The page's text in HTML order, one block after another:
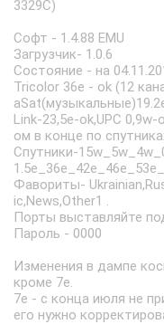
3329C)
Софт - 1.4.88 EMU
Загрузчик- 1.0.6
Состояние - на
Tricolor 36е - ok (12
Link-23,5e-ok,UPC
ом в конце по
Спутники-
Фавориты-
ic,Nеws,Other1 .
Порты выставляйте
Пароль - 0000
Изменения в дампе
кроме 7е.
7е - с конца июля не
его нужно